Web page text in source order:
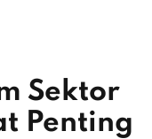
Sektor
Penting